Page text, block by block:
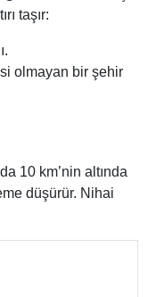
taşır:
olmayan bir şehir
10 km’nin altında
düşürür. Nihai